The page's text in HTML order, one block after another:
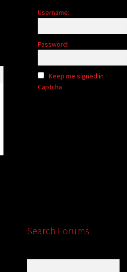
Username:
Password:
Keep me signed in
Captcha
Search Forums